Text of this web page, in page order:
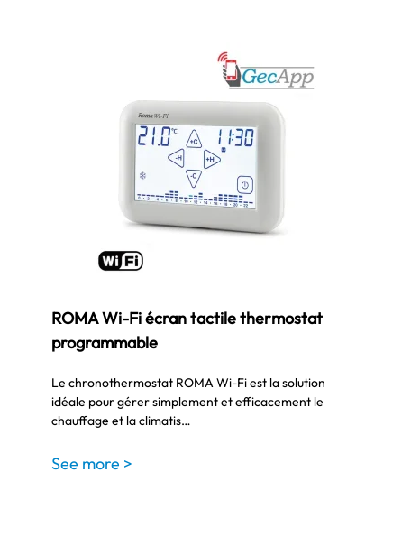
ROMA Wi-Fi écran tactile thermostat
programmable
Le chronothermostat ROMA Wi-Fi est la solution
idéale pour gérer simplement et efficacement le
chauffage et la climatis…
See more >